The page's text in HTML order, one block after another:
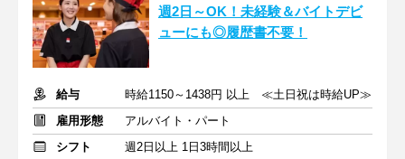
週2日～OK！未経験＆バイトデビ
ューにも◎履歴書不要！
給与
時給1150～1438円 以上 ≪土日祝は時給UP≫
雇用形態
アルバイト・パート
シフト
週2日以上 1日3時間以上